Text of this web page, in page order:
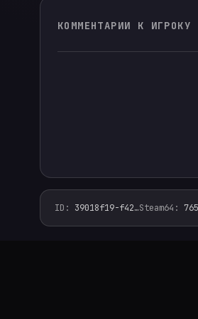
КОММЕНТАРИИ К ИГРОКУ
ID : 39018f19-f42…Steam64 :
leet.monster — фейсит финдер,